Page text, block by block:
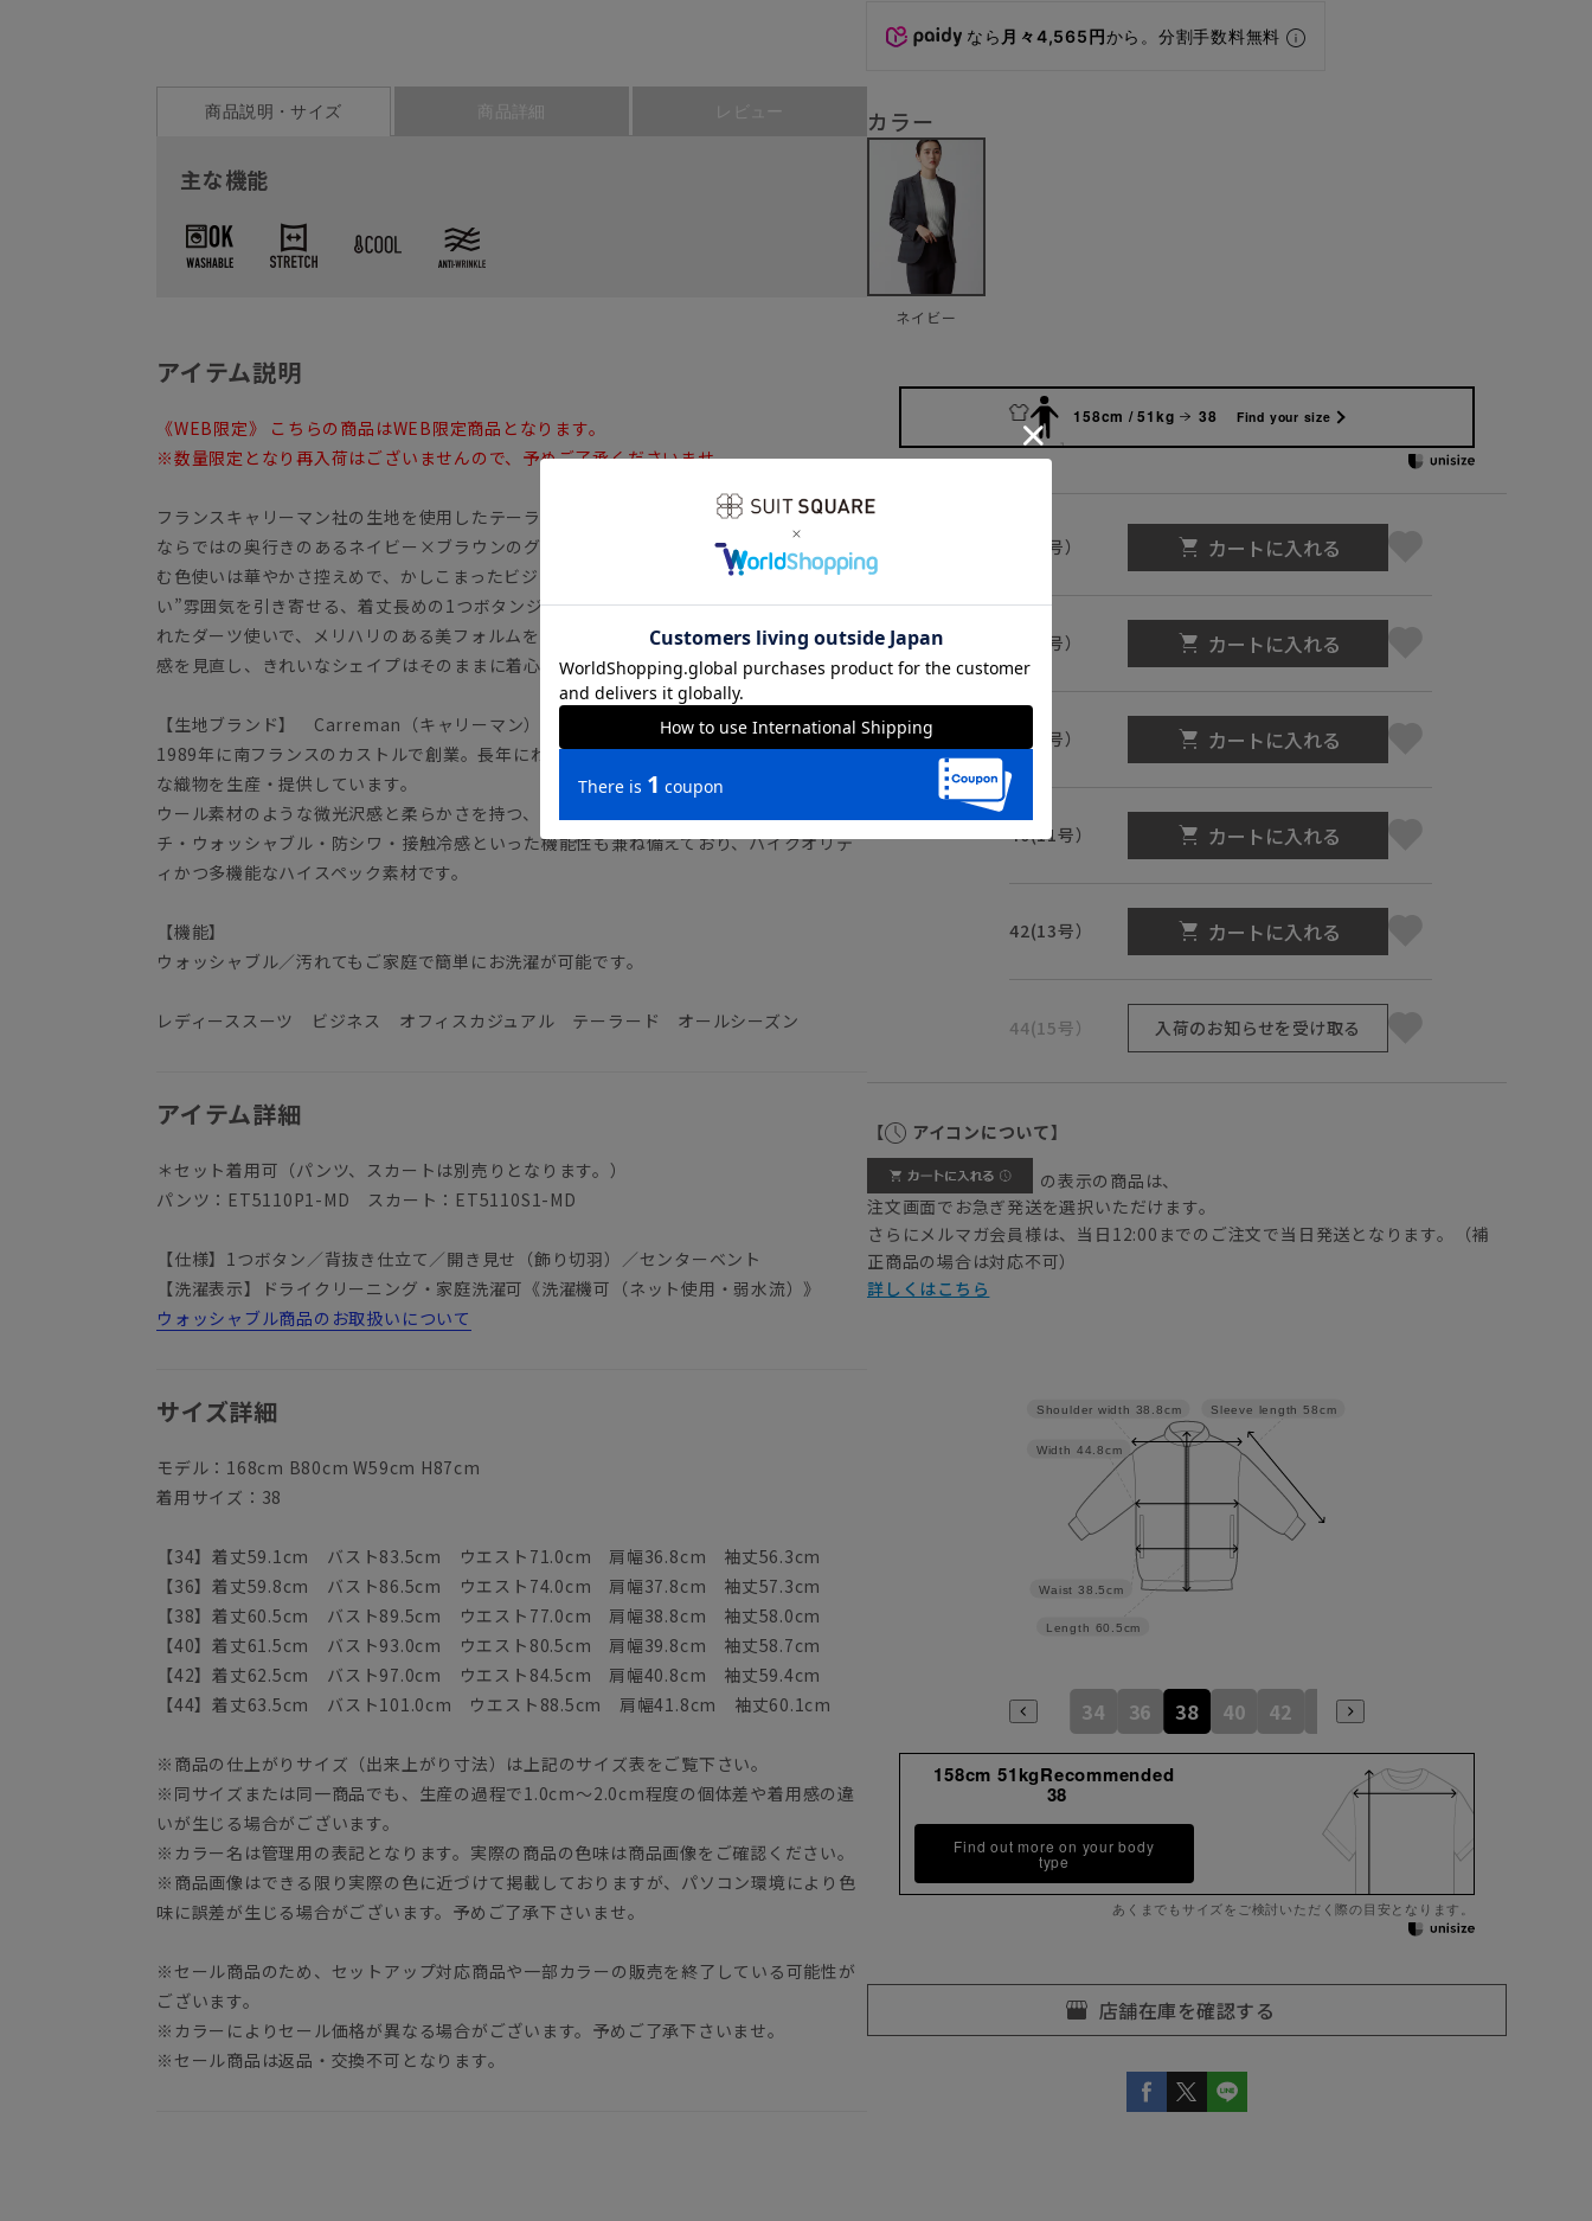
商品説明・サイズ 商品詳細 レビュー
主な機能
アイテム説明
《WEB限定》 こちらの商品はWEB限定商品となります。
※数量限定となり再入荷はございませんので、予めご了承くださいませ。
フランスキャリーマン社の生地を使用したテーラードジャケット。糸から染めたTOP染め
ならではの奥行きのあるネイビー×ブラウンのグレンチェック柄。ベースのネイビーに沈
む色使いは華やかさ控えめで、かしこまったビジネスシーンにも最適です。“大人カッコい
い”雰囲気を引き寄せる、着丈長めの1つボタンジャケット。身頃の4面体の切替と計算さ
れたダーツ使いで、メリハリのある美フォルムを強調します。従来よりウエストのゆとり
感を見直し、きれいなシェイプはそのままに着心地の良さを向上しています。
【生地ブランド】 Carreman（キャリーマン）
1989年に南フランスのカストルで創業。長年にわたり培ってきた専門知識をもとに、様々
な織物を生産・提供しています。
ウール素材のような微光沢感と柔らかさを持つ、ポリエステル×レーヨン素材。ストレッ
チ・ウォッシャブル・防シワ・接触冷感といった機能性も兼ね備えており、ハイクオリテ
ィかつ多機能なハイスペック素材です。
【機能】
ウォッシャブル／汚れてもご家庭で簡単にお洗濯が可能です。
レディーススーツ ビジネス オフィスカジュアル テーラード オールシーズン
アイテム詳細
＊セット着用可（パンツ、スカートは別売りとなります。）
パンツ：ET5110P1-MD スカート：ET5110S1-MD
【仕様】1つボタン／背抜き仕立て／開き見せ（飾り切羽）／センターベント
【洗濯表示】ドライクリーニング・家庭洗濯可《洗濯機可（ネット使用・弱水流）》
ウォッシャブル商品のお取扱いについて
サイズ詳細
モデル：168cm B80cm W59cm H87cm
着用サイズ：38
【34】着丈59.1cm バスト83.5cm ウエスト71.0cm 肩幅36.8cm 袖丈56.3cm
【36】着丈59.8cm バスト86.5cm ウエスト74.0cm 肩幅37.8cm 袖丈57.3cm
【38】着丈60.5cm バスト89.5cm ウエスト77.0cm 肩幅38.8cm 袖丈58.0cm
【40】着丈61.5cm バスト93.0cm ウエスト80.5cm 肩幅39.8cm 袖丈58.7cm
【42】着丈62.5cm バスト97.0cm ウエスト84.5cm 肩幅40.8cm 袖丈59.4cm
【44】着丈63.5cm バスト101.0cm ウエスト88.5cm 肩幅41.8cm 袖丈60.1cm
※商品の仕上がりサイズ（出来上がり寸法）は上記のサイズ表をご覧下さい。
※同サイズまたは同一商品でも、生産の過程で1.0cm～2.0cm程度の個体差や着用感の違
いが生じる場合がございます。
※カラー名は管理用の表記となります。実際の商品の色味は商品画像をご確認ください。
※商品画像はできる限り実際の色に近づけて掲載しておりますが、パソコン環境により色
味に誤差が生じる場合がございます。予めご了承下さいませ。
※セール商品のため、セットアップ対応商品や一部カラーの販売を終了している可能性が
ございます。
※カラーによりセール価格が異なる場合がございます。予めご了承下さいませ。
※セール商品は返品・交換不可となります。
なら 月々4,565円から。分割手数料無料
カラー
ネイビー
158cm / 51kg 38 Find your size
ネイビー
34(5号） カートに入れる
36(7号） カートに入れる
38(9号） カートに入れる
40(11号） カートに入れる
42(13号） カートに入れる
44(15号） 入荷のお知らせを受け取る
【 アイコンについて】
の表示の商品は、
注文画面でお急ぎ発送を選択いただけます。
さらにメルマガ会員様は、当日12:00までのご注文で当日発送となります。（補
正商品の場合は対応不可）
詳しくはこちら
Sleeve length 58cm
Length 60.5cm
Waist 38.5cm
Width 44.8cm
Shoulder width 38.8cm
34 36 38 40 42
158cm 51kgRecommended
38
Find out more on your body
type
あくまでもサイズをご検討いただく際の目安となります。